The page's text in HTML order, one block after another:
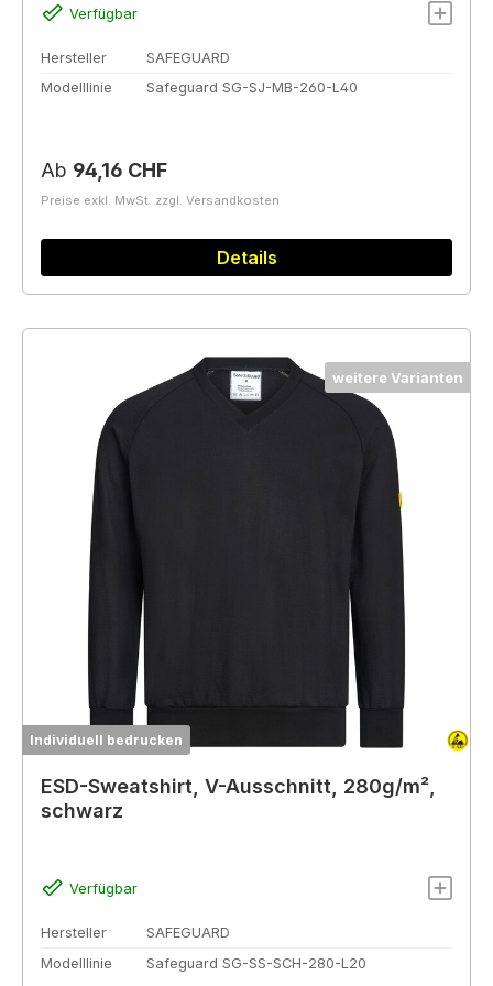
Verfügbar
Hersteller
SAFEGUARD
Modelllinie
Safeguard SG-SJ-MB-260-L40
Regulärer Preis:
Ab 94,16 CHF
Preise exkl. MwSt. zzgl. Versandkosten
Details
weitere Varianten
Individuell bedrucken
ESD-Sweatshirt, V-Ausschnitt, 280g/m²,
schwarz
Verfügbar
Hersteller
SAFEGUARD
Modelllinie
Safeguard SG-SS-SCH-280-L20